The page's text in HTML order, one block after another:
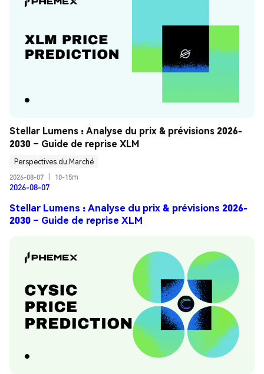
Stellar Lumens : Analyse du prix & prévisions 2026-
2030 – Guide de reprise XLM
Perspectives du Marché
2026-08-07
10-15m
2026-08-07
Stellar Lumens : Analyse du prix & prévisions 2026-
2030 – Guide de reprise XLM